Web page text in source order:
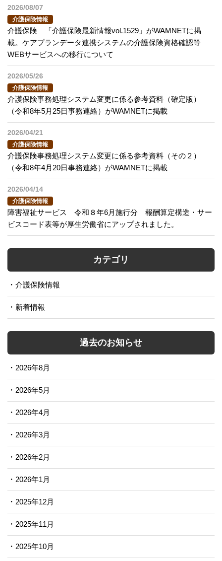
2026/08/07
介護保険情報
介護保険 「介護保険最新情報vol.1529」がWAMNETに掲
載。ケアプランデータ連携システムの介護保険資格確認等
WEBサービスへの移行について
2026/05/26
介護保険情報
介護保険事務処理システム変更に係る参考資料（確定版）
（令和8年5月25日事務連絡）がWAMNETに掲載
2026/04/21
介護保険情報
介護保険事務処理システム変更に係る参考資料（その２）
（令和8年4月20日事務連絡）がWAMNETに掲載
2026/04/14
介護保険情報
障害福祉サービス 令和８年6月施行分 報酬算定構造・サー
ビスコード表等が厚生労働省にアップされました。
カテゴリ
介護保険情報
新着情報
過去のお知らせ
2026年8月
2026年5月
2026年4月
2026年3月
2026年2月
2026年1月
2025年12月
2025年11月
2025年10月